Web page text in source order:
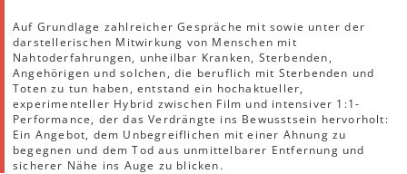
Auf Grundlage zahlreicher Gespräche mit sowie unter der
darstellerischen Mitwirkung von Menschen mit
Nahtoderfahrungen, unheilbar Kranken, Sterbenden,
Angehörigen und solchen, die beruflich mit Sterbenden und
Toten zu tun haben, entstand ein hochaktueller,
experimenteller Hybrid zwischen Film und intensiver 1:1-
Performance, der das Verdrängte ins Bewusstsein hervorholt:
Ein Angebot, dem Unbegreiflichen mit einer Ahnung zu
begegnen und dem Tod aus unmittelbarer Entfernung und
sicherer Nähe ins Auge zu blicken.